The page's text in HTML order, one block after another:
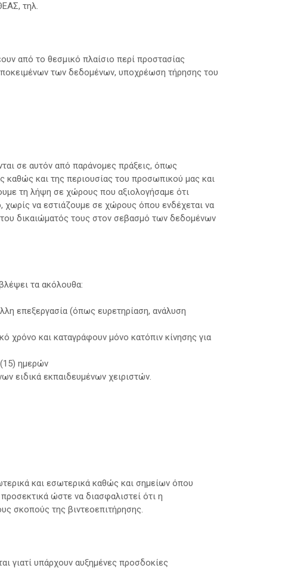
τηλ.
από το θεσμικό πλαίσιο περί προστασίας
των δεδομένων, υποχρέωση τήρησης του
σε αυτόν από παράνομες πράξεις, όπως
καθώς και της περιουσίας του προσωπικού μας και
τη λήψη σε χώρους που αξιολογήσαμε ότι
χωρίς να εστιάζουμε σε χώρους όπου ενδέχεται να
δικαιώματός τους στον σεβασμό των δεδομένων
τα ακόλουθα:
επεξεργασία (όπως ευρετηρίαση, ανάλυση
χρόνο και καταγράφουν μόνο κατόπιν κίνησης για
ημερών
ειδικά εκπαιδευμένων χειριστών.
και εσωτερικά καθώς και σημείων όπου
ώστε να διασφαλιστεί ότι η
σκοπούς της βιντεοεπιτήρησης.
γιατί υπάρχουν αυξημένες προσδοκίες